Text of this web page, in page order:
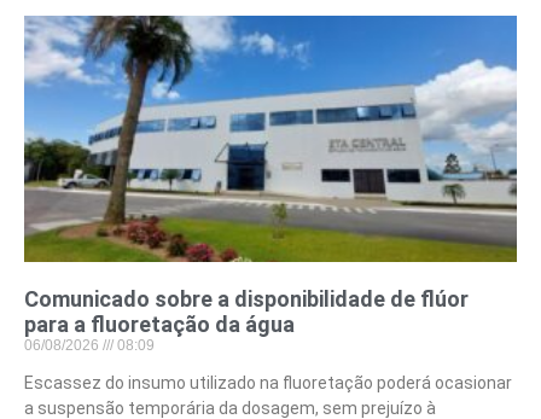
Comunicado sobre a disponibilidade de flúor
para a fluoretação da água
06/08/2026 08:09
Escassez do insumo utilizado na fluoretação poderá ocasionar
a suspensão temporária da dosagem, sem prejuízo à